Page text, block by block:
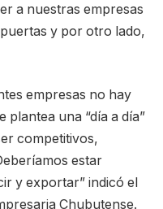
a nuestras empresas
y por otro lado,
empresas no hay
plantea una “día a día”
competitivos,
estar
y exportar” indicó el
Chubutense.